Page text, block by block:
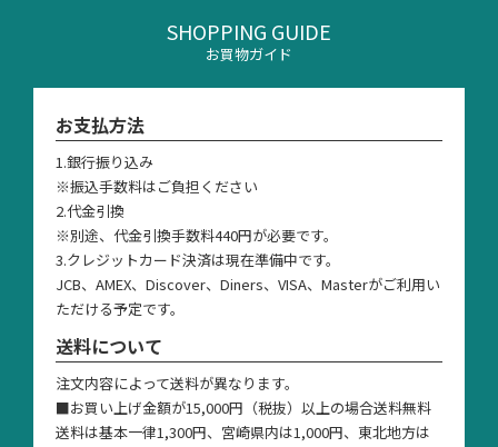
SHOPPING GUIDE
お買物ガイド
お支払方法
1.銀行振り込み
※振込手数料はご負担ください
2.代金引換
※別途、代金引換手数料440円が必要です。
3.クレジットカード決済は現在準備中です。
JCB、AMEX、Discover、Diners、VISA、Masterがご利用い
ただける予定です。
送料について
注文内容によって送料が異なります。
■お買い上げ金額が15,000円（税抜）以上の場合送料無料
送料は基本一律1,300円、宮崎県内は1,000円、東北地方は